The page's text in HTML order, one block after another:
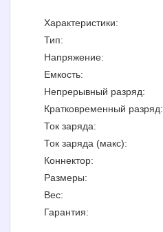
Характеристики:
Тип:
Напряжение:
Емкость:
Непрерывный разряд:
Кратковременный разряд:
Ток заряда:
Ток заряда (макс):
Коннектор:
Размеры:
Вес:
Гарантия: